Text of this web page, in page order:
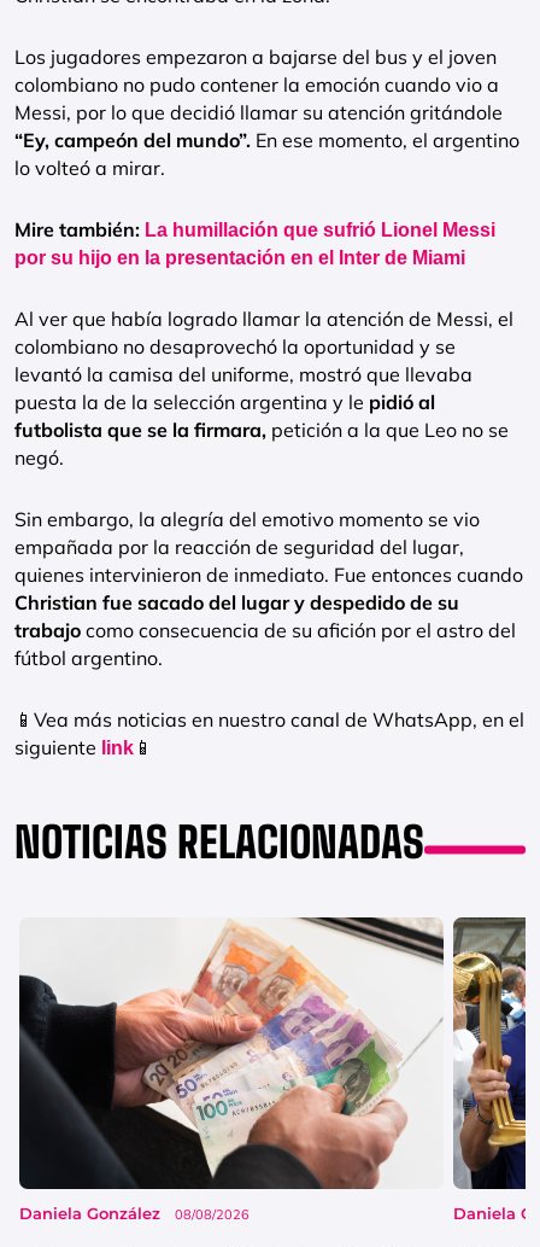
Los jugadores empezaron a bajarse del bus y el joven
colombiano no pudo contener la emoción cuando vio a
Messi, por lo que decidió llamar su atención gritándole
“Ey, campeón del mundo”. En ese momento, el argentino
lo volteó a mirar.
Mire también: La humillación que sufrió Lionel Messi
por su hijo en la presentación en el Inter de Miami
Al ver que había logrado llamar la atención de Messi, el
colombiano no desaprovechó la oportunidad y se
levantó la camisa del uniforme, mostró que llevaba
puesta la de la selección argentina y le pidió al
futbolista que se la firmara, petición a la que Leo no se
negó.
Sin embargo, la alegría del emotivo momento se vio
empañada por la reacción de seguridad del lugar,
quienes intervinieron de inmediato. Fue entonces cuando
Christian fue sacado del lugar y despedido de su
trabajo como consecuencia de su afición por el astro del
fútbol argentino.
📱Vea más noticias en nuestro canal de WhatsApp, en el
siguiente link 📱
NOTICIAS RELACIONADAS
Daniela González 08/08/2026 Daniela